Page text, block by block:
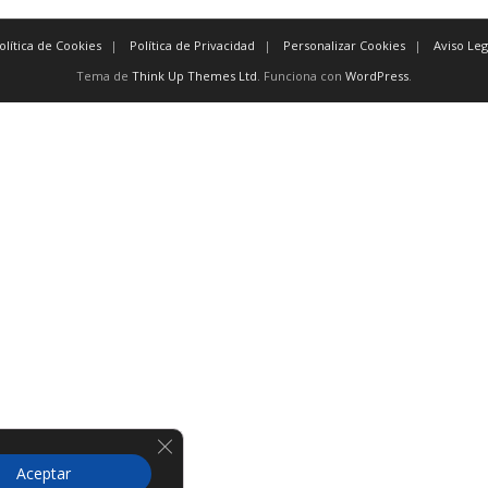
de Cookies Política de Privacidad Personalizar Cookies
Aviso
Tema de Think Up Themes Ltd. Funciona con WordPress.
Aceptar
Cerrar el banner de cookies RGPD